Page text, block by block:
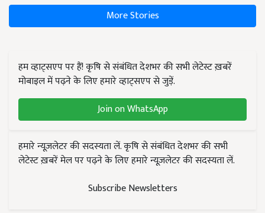
More Stories
हम व्हाट्सएप पर हैं! कृषि से संबंधित देशभर की सभी लेटेस्ट ख़बरें
मोबाइल में पढ़ने के लिए हमारे व्हाट्सएप से जुड़ें.
Join on WhatsApp
हमारे न्यूज़लेटर की सदस्यता लें. कृषि से संबंधित देशभर की सभी
लेटेस्ट ख़बरें मेल पर पढ़ने के लिए हमारे न्यूज़लेटर की सदस्यता लें.
Subscribe Newsletters